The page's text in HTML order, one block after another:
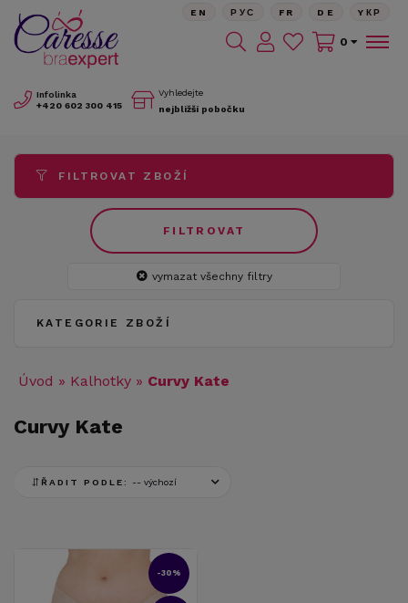
Infolinka
+420 602 300 415
Vyhledejte
nejbližší pobočku
EN РУС FR DE YКР
0
Úvod » Kalhotky » Curvy Kate
Curvy Kate
ŘADIT PODLE:
-30%
FILTROVAT ZBOŽÍ
FILTROVAT
vymazat všechny filtry
KATEGORIE ZBOŽÍ